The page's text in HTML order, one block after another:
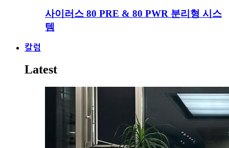
사이러스 80 PRE & 80 PWR 분리형 시스
템
칼럼
Latest